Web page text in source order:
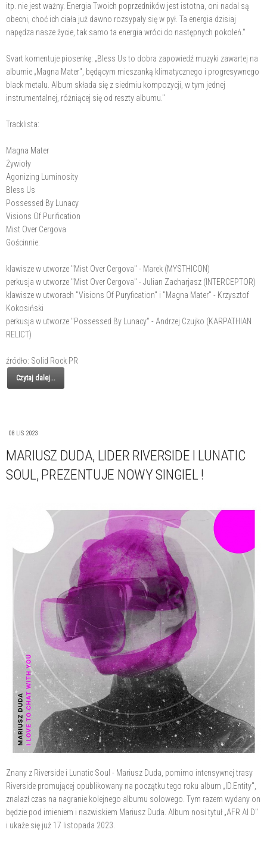
itp. nie jest ważny. Energia Twoich poprzedników jest istotna, oni nadal są
obecni, choć ich ciała już dawno rozsypały się w pył. Ta energia dzisiaj
napędza nasze życie, tak samo ta energia wróci do następnych pokoleń."
Svart komentuje piosenkę: „Bless Us to dobra zapowiedź muzyki zawartej na
albumie „Magna Mater", będącym mieszanką klimatycznego i progresywnego
black metalu. Album składa się z siedmiu kompozycji, w tym jednej
instrumentalnej, różniącej się od reszty albumu."
Tracklista:
Magna Mater
Żywioły
Agonizing Luminosity
Bless Us
Possessed By Lunacy
Visions Of Purification
Mist Over Cergova
Gościnnie:
klawisze w utworze "Mist Over Cergova" - Marek (MYSTHICON)
perkusja w utworze "Mist Over Cergova" - Julian Zacharjasz (INTERCEPTOR)
klawisze w utworach "Visions Of Puryfication" i "Magna Mater" - Krzysztof
Kokosiński
perkusja w utworze "Possessed By Lunacy" - Andrzej Czujko (KARPATHIAN
RELICT)
źródło: Solid Rock PR
Czytaj dalej...
08 LIS 2023
MARIUSZ DUDA, LIDER RIVERSIDE I LUNATIC
SOUL, PREZENTUJE NOWY SINGIEL !
Znany z Riverside i Lunatic Soul - Mariusz Duda, pomimo intensywnej trasy
Riverside promującej opublikowany na początku tego roku album „ID.Entity",
znalazł czas na nagranie kolejnego albumu solowego. Tym razem wydany on
będzie pod imieniem i nazwiskiem Mariusz Duda. Album nosi tytuł „AFR AI D"
i ukaże się już 17 listopada 2023.